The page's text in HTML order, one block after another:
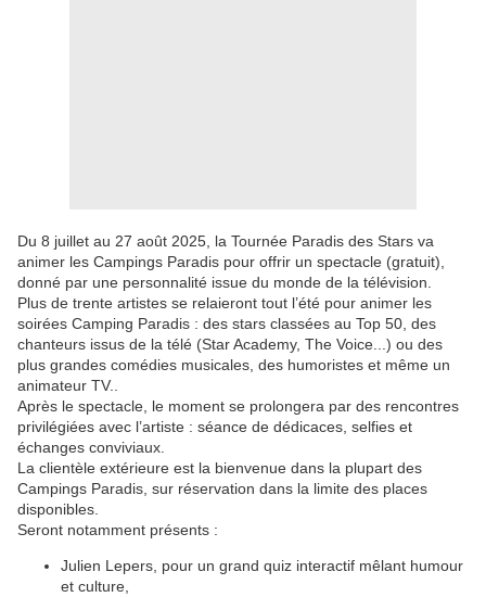
Du 8 juillet au 27 août 2025, la Tournée Paradis des Stars va
animer les Campings Paradis pour offrir un spectacle (gratuit),
donné par une personnalité issue du monde de la télévision.
Plus de trente artistes se relaieront tout l’été pour animer les
soirées Camping Paradis : des stars classées au Top 50, des
chanteurs issus de la télé (Star Academy, The Voice...) ou des
plus grandes comédies musicales, des humoristes et même un
animateur TV..
Après le spectacle, le moment se prolongera par des rencontres
privilégiées avec l’artiste : séance de dédicaces, selfies et
échanges conviviaux.
La clientèle extérieure est la bienvenue dans la plupart des
Campings Paradis, sur réservation dans la limite des places
disponibles.
Seront notamment présents :
Julien Lepers, pour un grand quiz interactif mêlant humour
et culture,